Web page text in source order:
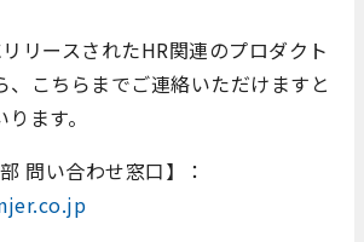
リースされたHR関連のプロダクト
、こちらまでご連絡いただけますと
ます。
問い合わせ窓口】：